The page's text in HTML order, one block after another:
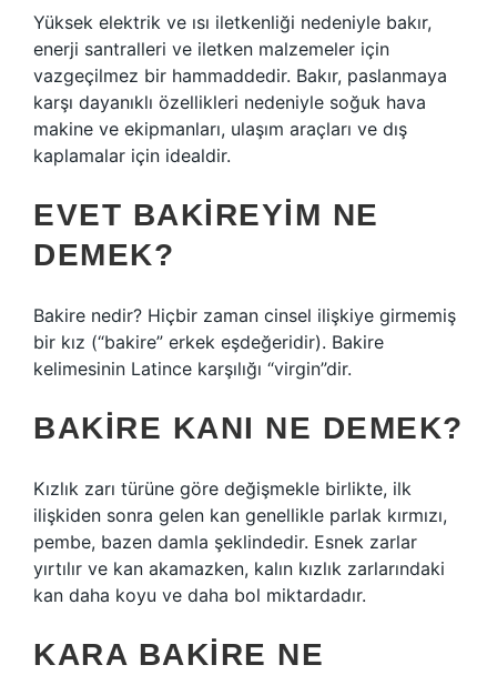
Yüksek elektrik ve ısı iletkenliği nedeniyle bakır,
enerji santralleri ve iletken malzemeler için
vazgeçilmez bir hammaddedir. Bakır, paslanmaya
karşı dayanıklı özellikleri nedeniyle soğuk hava
makine ve ekipmanları, ulaşım araçları ve dış
kaplamalar için idealdir.
EVET BAKIREYIM NE
DEMEK?
Bakire nedir? Hiçbir zaman cinsel ilişkiye girmemiş
bir kız (“bakire” erkek eşdeğeridir). Bakire
kelimesinin Latince karşılığı “virgin”dir.
BAKIRE KANI NE DEMEK?
Kızlık zarı türüne göre değişmekle birlikte, ilk
ilişkiden sonra gelen kan genellikle parlak kırmızı,
pembe, bazen damla şeklindedir. Esnek zarlar
yırtılır ve kan akamazken, kalın kızlık zarlarındaki
kan daha koyu ve daha bol miktardadır.
KARA BAKIRE NE